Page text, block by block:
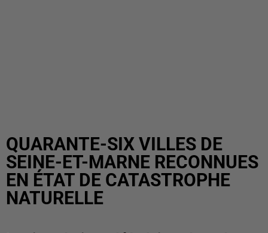
QUARANTE-SIX VILLES DE
SEINE-ET-MARNE RECONNUES
EN ÉTAT DE CATASTROPHE
NATURELLE